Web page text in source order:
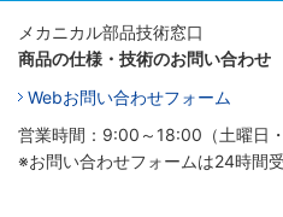
メカニカル部品技術窓口
商品の仕様・技術のお問い合わせ
Webお問い合わせフォーム
営業時間：9:00～18:00（土曜日
※お問い合わせフォームは24時間